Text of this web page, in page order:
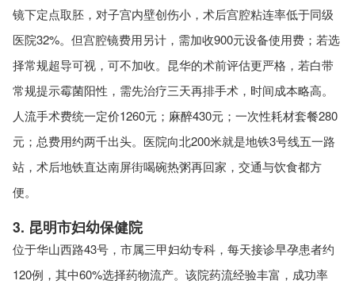
镜下定点取胚，对子宫内壁创伤小，术后宫腔粘连率低于同级
医院32%。但宫腔镜费用另计，需加收900元设备使用费；若选
择常规超导可视，可不加收。昆华的术前评估更严格，若白带
常规提示霉菌阳性，需先治疗三天再排手术，时间成本略高。
人流手术费统一定价1260元；麻醉430元；一次性耗材套餐280
元；总费用约两千出头。医院向北200米就是地铁3号线五一路
站，术后地铁直达南屏街喝碗热粥再回家，交通与饮食都方
便。
3. 昆明市妇幼保健院
位于华山西路43号，市属三甲妇幼专科，每天接诊早孕患者约
120例，其中60%选择药物流产。该院药流经验丰富，成功率